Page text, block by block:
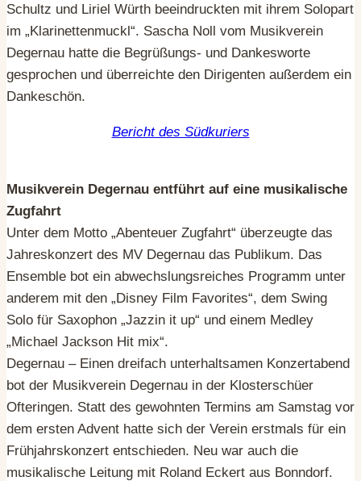
Schultz und Liriel Würth beeindruckten mit ihrem Solopart
im „Klarinettenmuckl“. Sascha Noll vom Musikverein
Degernau hatte die Begrüßungs- und Dankesworte
gesprochen und überreichte den Dirigenten außerdem ein
Dankeschön.
Bericht des Südkuriers
Musikverein Degernau entführt auf eine musikalische
Zugfahrt
Unter dem Motto „Abenteuer Zugfahrt“ überzeugte das
Jahreskonzert des MV Degernau das Publikum. Das
Ensemble bot ein abwechslungsreiches Programm unter
anderem mit den „Disney Film Favorites“, dem Swing
Solo für Saxophon „Jazzin it up“ und einem Medley
„Michael Jackson Hit mix“.
Degernau – Einen dreifach unterhaltsamen Konzertabend
bot der Musikverein Degernau in der Klosterschüer
Ofteringen. Statt des gewohnten Termins am Samstag vor
dem ersten Advent hatte sich der Verein erstmals für ein
Frühjahrskonzert entschieden. Neu war auch die
musikalische Leitung mit Roland Eckert aus Bonndorf.